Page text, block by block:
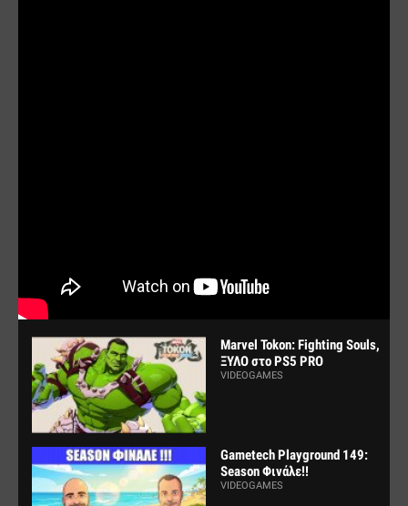
Marvel Tokon: Fighting Souls,
ΞΥΛΟ στο PS5 PRO
VIDEOGAMES
Gametech Playground 149:
Season Φινάλε!!
VIDEOGAMES